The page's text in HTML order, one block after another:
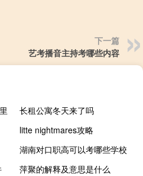
下一篇
艺考播音主持考哪些内容
长租公寓冬天来了吗
litte nightmares攻略
湖南对口职高可以考哪些学校
萍聚的解释及意思是什么